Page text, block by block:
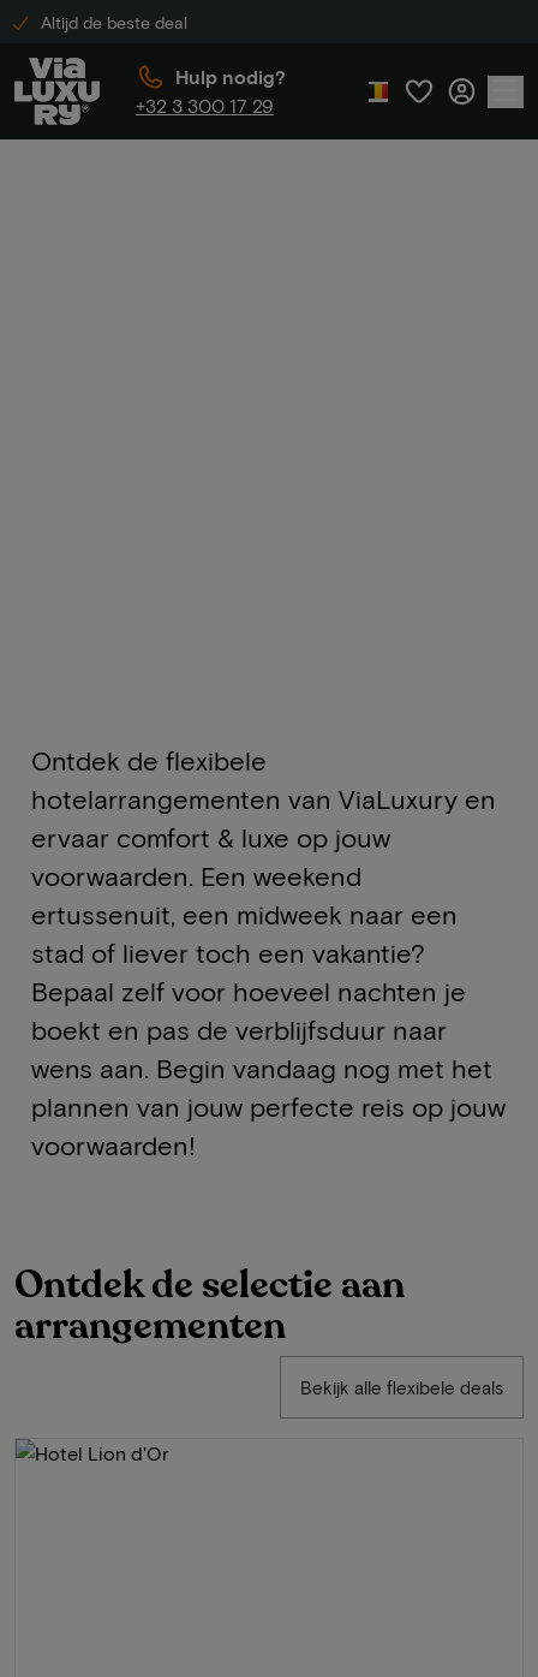
Altijd de beste deal
Hulp nodig?
+32 3 300 17 29
Ontdek de flexibele
hotelarrangementen van ViaLuxury en
ervaar comfort & luxe op jouw
voorwaarden. Een weekend
ertussenuit, een midweek naar een
stad of liever toch een vakantie?
Bepaal zelf voor hoeveel nachten je
boekt en pas de verblijfsduur naar
wens aan. Begin vandaag nog met het
plannen van jouw perfecte reis op jouw
voorwaarden!
Ontdek de selectie aan
arrangementen
Bekijk alle flexibele deals